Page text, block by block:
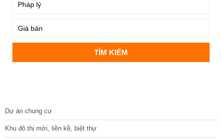
Dự án chung cư
Khu đô thị mới, liền kề, biệt thự